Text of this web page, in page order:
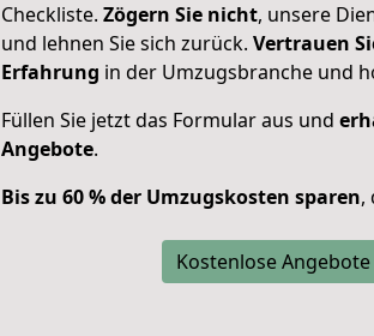
Checkliste. Zögern Sie nicht, unsere
und lehnen Sie sich zurück. Vertrauen
Erfahrung in der Umzugsbranche und
Füllen Sie jetzt das Formular aus und
Angebote.
Bis zu 60 % der Umzugskosten sparen,
Kostenlose